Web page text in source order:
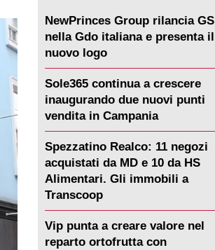
NewPrinces Group rilancia GS
nella Gdo italiana e presenta il
nuovo logo
Sole365 continua a crescere
inaugurando due nuovi punti
vendita in Campania
Spezzatino Realco: 11 negozi
acquistati da MD e 10 da HS
Alimentari. Gli immobili a
Transcoop
Vip punta a creare valore nel
reparto ortofrutta con